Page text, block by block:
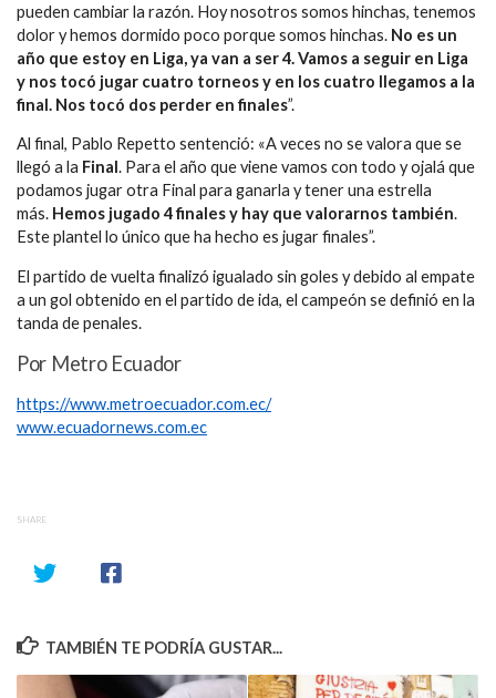
pueden cambiar la razón. Hoy nosotros somos hinchas, tenemos
dolor y hemos dormido poco porque somos hinchas. No es un
año que estoy en Liga, ya van a ser 4. Vamos a seguir en Liga
y nos tocó jugar cuatro torneos y en los cuatro llegamos a la
final. Nos tocó dos perder en finales”.
Al final, Pablo Repetto sentenció: «A veces no se valora que se
llegó a la Final . Para el año que viene vamos con todo y ojalá que
podamos jugar otra Final para ganarla y tener una estrella
más. Hemos jugado 4 finales y hay que valorarnos también.
Este plantel lo único que ha hecho es jugar finales”.
El partido de vuelta finalizó igualado sin goles y debido al empate
a un gol obtenido en el partido de ida, el campeón se definió en la
tanda de penales.
Por Metro Ecuador
https://www.metroecuador.com.ec/
www.ecuadornews.com.ec
SHARE
TAMBIÉN TE PODRÍA GUSTAR...